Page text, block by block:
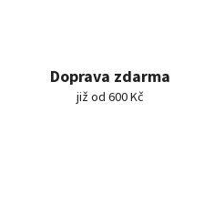
Doprava zdarma
již od 600 Kč